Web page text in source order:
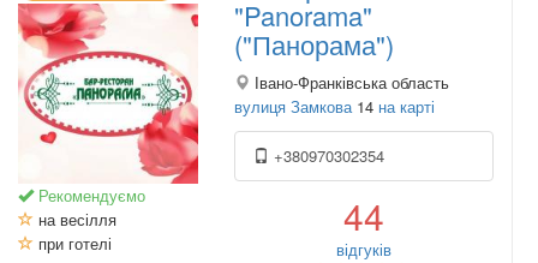
Рекомендуємо
на весілля
при готелі
"Panorama"
("Панорама")
Івано-Франківська область
вулиця Замкова14 на карті
+380970302354
44
відгуків